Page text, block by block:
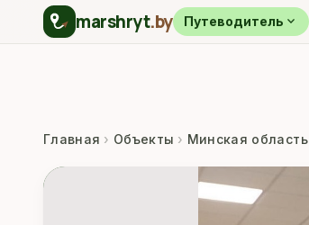
marshryt.by Путеводитель expand_more
Главная › Объекты › Минская область